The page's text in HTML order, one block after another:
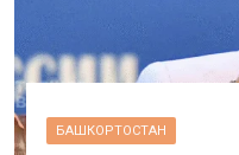
БАШКОРТОСТАН